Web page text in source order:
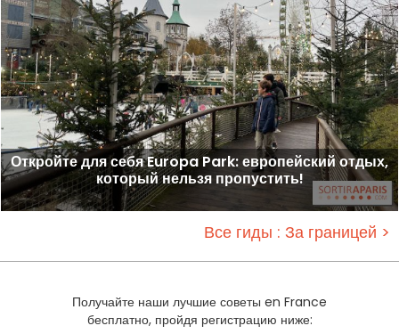
Откройте для себя Europa Park: европейский отдых,
который нельзя пропустить!
Все гиды : За границей >
Получайте наши лучшие советы en France
бесплатно, пройдя регистрацию ниже: